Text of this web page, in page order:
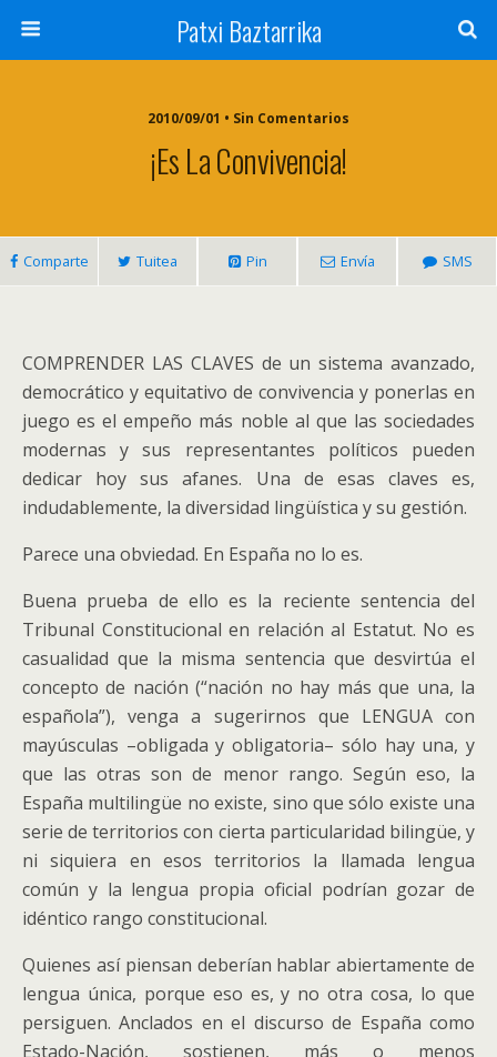
Patxi Baztarrika
2010/09/01 • Sin Comentarios
¡Es La Convivencia!
Comparte Tuitea Pin Envía SMS
COMPRENDER LAS CLAVES de un sistema avanzado,
democrático y equitativo de convivencia y ponerlas en
juego es el empeño más noble al que las sociedades
modernas y sus representantes políticos pueden
dedicar hoy sus afanes. Una de esas claves es,
indudablemente, la diversidad lingüística y su gestión.
Parece una obviedad. En España no lo es.
Buena prueba de ello es la reciente sentencia del
Tribunal Constitucional en relación al Estatut. No es
casualidad que la misma sentencia que desvirtúa el
concepto de nación (“nación no hay más que una, la
española”), venga a sugerirnos que LENGUA con
mayúsculas –obligada y obligatoria– sólo hay una, y
que las otras son de menor rango. Según eso, la
España multilingüe no existe, sino que sólo existe una
serie de territorios con cierta particularidad bilingüe, y
ni siquiera en esos territorios la llamada lengua
común y la lengua propia oficial podrían gozar de
idéntico rango constitucional.
Quienes así piensan deberían hablar abiertamente de
lengua única, porque eso es, y no otra cosa, lo que
persiguen. Anclados en el discurso de España como
Estado-Nación, sostienen, más o menos